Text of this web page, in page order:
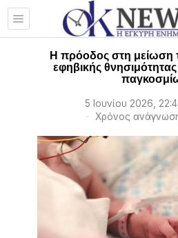
Η πρόοδος στη μείωση
εφηβικής
5 Ιουνίου 2026,
Χρόνος